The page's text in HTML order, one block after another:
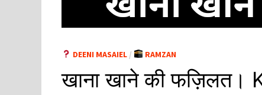
DEENI MASAIEL/ RAMZAN
खाना खाने की